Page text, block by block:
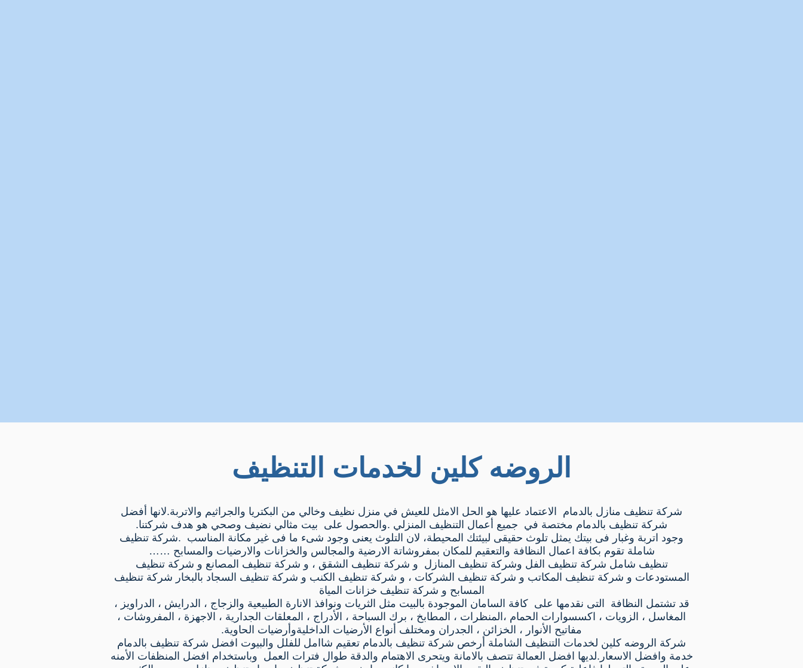
الروضه كلين لخدمات التنظيف
شركة تنظيف منازل بالدمام الاعتماد عليها هو الحل الامثل للعيش في منزل نظيف وخالي من البكتريا والجراثيم والاتربة.لانها أفضل
شركة تنظيف بالدمام مختصة في جميع أعمال التنظيف المنزلي .والحصول على بيت مثالي نضيف وصحي هو هدف شركتنا.
وجود اتربة وغبار فى بيتك يمثل تلوث حقيقى لبيئتك المحيطة، لان التلوث يعنى وجود شىء ما فى غير مكانة المناسب .شركة تنظيف
شاملة تقوم بكافة اعمال النظافة والتعقيم للمكان بمفروشاتة الارضية والمجالس والخزانات والارضيات والمسابح ……
تنظيف شامل شركة تنظيف الفل وشركة تنظيف المنازل و شركة تنظيف الشقق ، و شركة تنظيف المصانع و شركة تنظيف
المستودعات و شركة تنظيف المكاتب و شركة تنظيف الشركات ، و شركة تنظيف الكنب و شركة تنظيف السجاد بالبخار شركة تنظيف
المسابح و شركة تنظيف خزانات المياة
قد تشتمل النظافة التى نقدمها على كافة السامان الموجودة بالبيت مثل الثريات ونوافذ الانارة الطبيعية والزجاج ، الدرايش ، الدراويز ،
المغاسل ، الزويات ، اكسسوارات الحمام ،المنظرات ، المطابخ ، برك السباحة ، الأدراج ، المعلقات الجدارية ، الاجهزة ، المفروشات ،
مفاتيح الأنوار ، الخزائن ، الجدران ومختلف أنواع الأرضيات الداخليةوأرضيات الحاوية.
شركة الروضه كلين لخدمات التنظيف الشاملة أرخص شركة تنظيف بالدمام تعقيم شاامل للفلل والبيوت افضل شركة تنظيف بالدمام
خدمة وافضل الاسعار.لديها افضل العمالة تتصف بالامانة ويتحرى الاهتمام والدقة طوال فترات العمل وباستخدام افضل المنظفات الأمنه